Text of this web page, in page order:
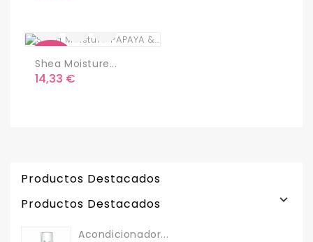
Shea Moisture...
Precio
14,33 €
Productos Destacados
Productos Destacados

Acondicionador...